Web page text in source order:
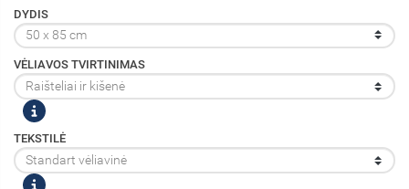
DYDIS
VĖLIAVOS TVIRTINIMAS
TEKSTILĖ